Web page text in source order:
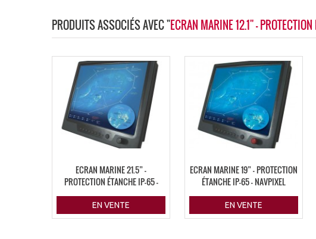
PRODUITS ASSOCIÉS AVEC "ECRAN MARINE 12.1'' -
ECRAN MARINE 21.5” –
PROTECTION ÉTANCHE IP-65 –
NAVPIXEL
EN VENTE
ECRAN MARINE 19” – PROTECTION
ÉTANCHE IP-65 – NAVPIXEL
EN VENTE